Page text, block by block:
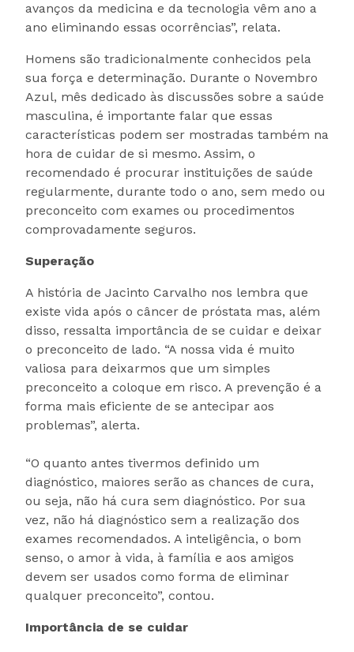
avanços da medicina e da tecnologia vêm ano a
ano eliminando essas ocorrências”, relata.
Homens são tradicionalmente conhecidos pela
sua força e determinação. Durante o Novembro
Azul, mês dedicado às discussões sobre a saúde
masculina, é importante falar que essas
características podem ser mostradas também na
hora de cuidar de si mesmo. Assim, o
recomendado é procurar instituições de saúde
regularmente, durante todo o ano, sem medo ou
preconceito com exames ou procedimentos
comprovadamente seguros.
Superação
A história de Jacinto Carvalho nos lembra que
existe vida após o câncer de próstata mas, além
disso, ressalta importância de se cuidar e deixar
o preconceito de lado. “A nossa vida é muito
valiosa para deixarmos que um simples
preconceito a coloque em risco. A prevenção é a
forma mais eficiente de se antecipar aos
problemas”, alerta.
“O quanto antes tivermos definido um
diagnóstico, maiores serão as chances de cura,
ou seja, não há cura sem diagnóstico. Por sua
vez, não há diagnóstico sem a realização dos
exames recomendados. A inteligência, o bom
senso, o amor à vida, à família e aos amigos
devem ser usados como forma de eliminar
qualquer preconceito”, contou.
Importância de se cuidar